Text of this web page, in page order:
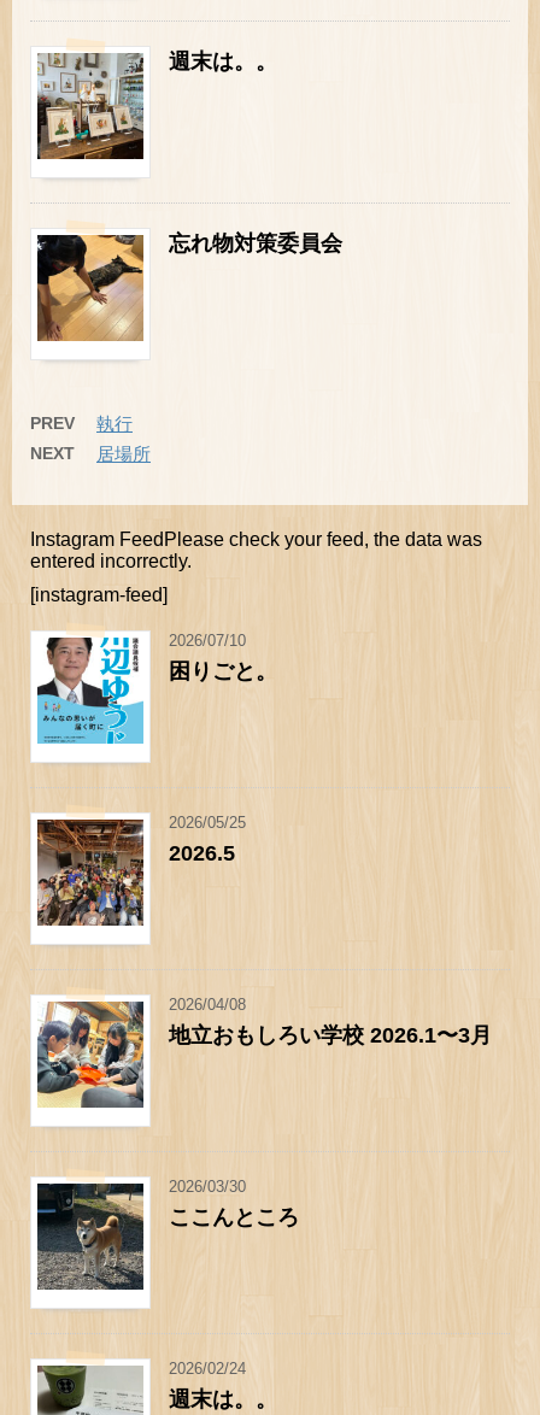
週末は。。
忘れ物対策委員会
PREV 執行
NEXT 居場所
Instagram FeedPlease check your feed, the data was
entered incorrectly.
[instagram-feed]
2026/07/10
困りごと。
2026/05/25
2026.5
2026/04/08
地立おもしろい学校 2026.1〜3月
2026/03/30
ここんところ
2026/02/24
週末は。。